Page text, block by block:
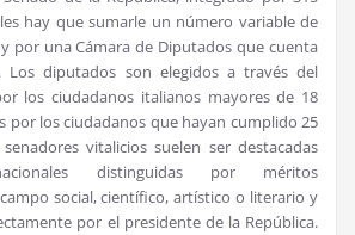
hay que sumarle un número variable de
por una Cámara de Diputados que cuenta
Los diputados son elegidos a través del
los ciudadanos italianos mayores de 18
por los ciudadanos que hayan cumplido 25
vitalicios suelen ser destacadas
distinguidas por méritos
social, científico, artístico o literario y
por el presidente de la República.